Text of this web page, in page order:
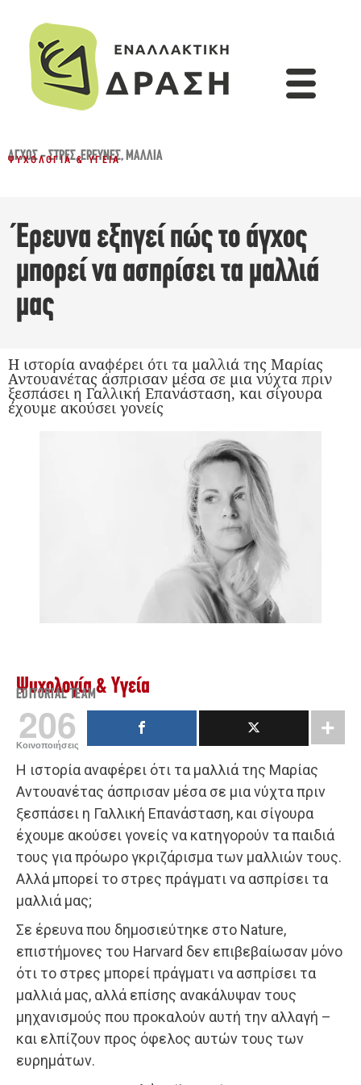
ΆΓΧΟΣ - ΣΤΡΕΣ,ΈΡΕΥΝΕΣ,ΜΑΛΛΙΆ
ΨΥΧΟΛΟΓΊΑ & ΥΓΕΊΑ
Έρευνα εξηγεί πώς το άγχος
μπορεί να ασπρίσει τα μαλλιά
μας
Η ιστορία αναφέρει ότι τα μαλλιά της Μαρίας
Αντουανέτας άσπρισαν μέσα σε μια νύχτα πριν
ξεσπάσει η Γαλλική Επανάσταση, και σίγουρα
έχουμε ακούσει γονείς
Ψυχολογία & Υγεία
EDITORIAL TEAM
206
Κοινοποιήσεις
Η ιστορία αναφέρει ότι τα μαλλιά της Μαρίας
Αντουανέτας άσπρισαν μέσα σε μια νύχτα πριν
ξεσπάσει η Γαλλική Επανάσταση, και σίγουρα
έχουμε ακούσει γονείς να κατηγορούν τα παιδιά
τους για πρόωρο γκριζάρισμα των μαλλιών τους.
Αλλά μπορεί το στρες πράγματι να ασπρίσει τα
μαλλιά μας;
Σε έρευνα που δημοσιεύτηκε στο Nature,
επιστήμονες του Harvard δεν επιβεβαίωσαν μόνο
ότι το στρες μπορεί πράγματι να ασπρίσει τα
μαλλιά μας, αλλά επίσης ανακάλυψαν τους
μηχανισμούς που προκαλούν αυτή την αλλαγή –
και ελπίζουν προς όφελος αυτών τους των
ευρημάτων.